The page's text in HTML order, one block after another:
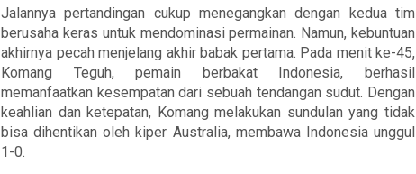
Jalannya pertandingan cukup menegangkan dengan kedua tim
berusaha keras untuk mendominasi permainan. Namun, kebuntuan
akhirnya pecah menjelang akhir babak pertama. Pada menit ke-45,
Komang Teguh, pemain berbakat Indonesia, berhasil
memanfaatkan kesempatan dari sebuah tendangan sudut. Dengan
keahlian dan ketepatan, Komang melakukan sundulan yang tidak
bisa dihentikan oleh kiper Australia, membawa Indonesia unggul
1-0.